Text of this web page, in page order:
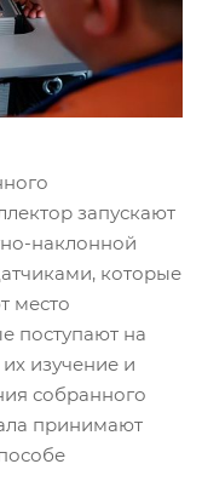
запускают
наклонной
которые
место
поступают на
изучение и
собранного
принимают